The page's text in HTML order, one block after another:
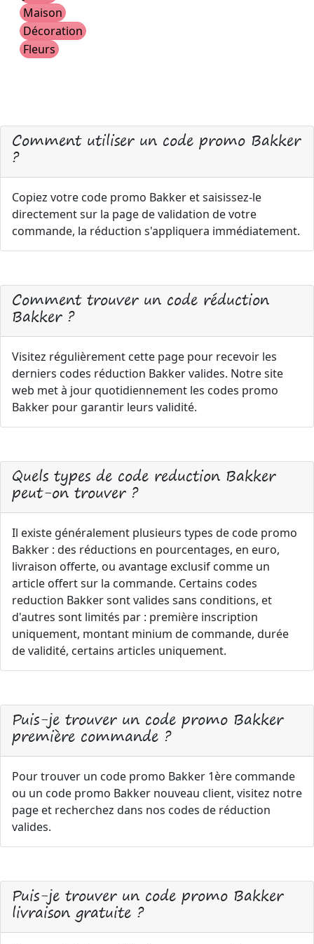
Maison
Décoration
Fleurs
Comment utiliser un code promo Bakker
?
Copiez votre code promo Bakker et saisissez-le
directement sur la page de validation de votre
commande, la réduction s'appliquera immédiatement.
Comment trouver un code réduction
Bakker ?
Visitez régulièrement cette page pour recevoir les
derniers codes réduction Bakker valides. Notre site
web met à jour quotidiennement les codes promo
Bakker pour garantir leurs validité.
Quels types de code reduction Bakker
peut-on trouver ?
Il existe généralement plusieurs types de code promo
Bakker : des réductions en pourcentages, en euro,
livraison offerte, ou avantage exclusif comme un
article offert sur la commande. Certains codes
reduction Bakker sont valides sans conditions, et
d'autres sont limités par : première inscription
uniquement, montant minium de commande, durée
de validité, certains articles uniquement.
Puis-je trouver un code promo Bakker
première commande ?
Pour trouver un code promo Bakker 1ère commande
ou un code promo Bakker nouveau client, visitez notre
page et recherchez dans nos codes de réduction
valides.
Puis-je trouver un code promo Bakker
livraison gratuite ?